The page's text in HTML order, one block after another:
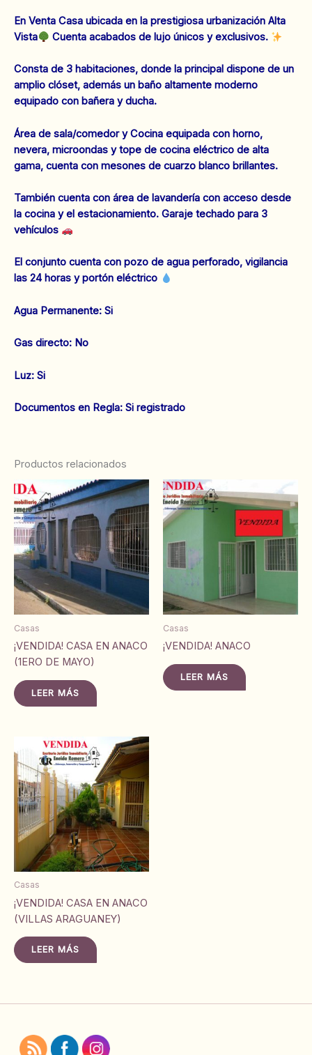
En Venta Casa ubicada en la prestigiosa urbanización Alta
Vista
Cuenta acabados de lujo únicos y exclusivos.
Consta de 3 habitaciones, donde la principal dispone de un
amplio clóset, además un baño altamente moderno
equipado con bañera y ducha.
Área de sala/comedor y Cocina equipada con horno,
nevera, microondas y tope de cocina eléctrico de alta
gama, cuenta con mesones de cuarzo blanco brillantes.
También cuenta con área de lavandería con acceso desde
la cocina y el estacionamiento. Garaje techado para 3
vehículos
El conjunto cuenta con pozo de agua perforado, vigilancia
las 24 horas y portón eléctrico
‌Agua Permanente: Si
‌Gas directo: No
‌Luz: Si
‌‌Documentos en Regla: Si registrado
Productos relacionados
Casas
¡VENDIDA! CASA EN ANACO
(1ERO DE MAYO)
LEER MÁS
Casas
¡VENDIDA! ANACO
LEER MÁS
Casas
¡VENDIDA! CASA EN ANACO
(VILLAS ARAGUANEY)
LEER MÁS